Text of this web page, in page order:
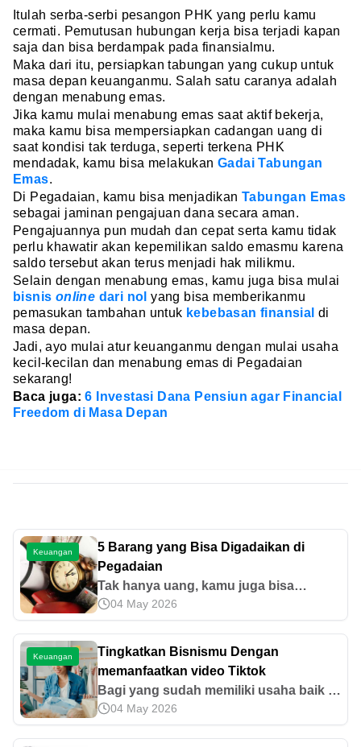
Itulah serba-serbi pesangon PHK yang perlu kamu
cermati. Pemutusan hubungan kerja bisa terjadi kapan
saja dan bisa berdampak pada finansialmu.
Maka dari itu, persiapkan tabungan yang cukup untuk
masa depan keuanganmu. Salah satu caranya adalah
dengan menabung emas.
Jika kamu mulai menabung emas saat aktif bekerja,
maka kamu bisa mempersiapkan cadangan uang di
saat kondisi tak terduga, seperti terkena PHK
mendadak, kamu bisa melakukan Gadai Tabungan
Emas.
Di Pegadaian, kamu bisa menjadikan Tabungan Emas
sebagai jaminan pengajuan dana secara aman.
Pengajuannya pun mudah dan cepat serta kamu tidak
perlu khawatir akan kepemilikan saldo emasmu karena
saldo tersebut akan terus menjadi hak milikmu.
Selain dengan menabung emas, kamu juga bisa mulai
bisnis online dari nolyang bisa memberikanmu
pemasukan tambahan untuk kebebasan finansial di
masa depan.
Jadi, ayo mulai atur keuanganmu dengan mulai usaha
kecil-kecilan dan menabung emas di Pegadaian
sekarang!
Baca juga:6 Investasi Dana Pensiun agar Financial
Freedom di Masa Depan
Keuangan
5 Barang yang Bisa Digadaikan di
Pegadaian
Tak hanya uang, kamu juga bisa
menabung emas di Pegadaian.
Sebenarnya, apa saja keuntungan
menabung emas? Simak ulasannya di
sini.
04 May 2026
Keuangan
Tingkatkan Bisnismu Dengan
memanfaatkan video Tiktok
Bagi yang sudah memiliki usaha baik di
level UMKM atau level yang lebih besar,
TikTok bisa dijadikan media promosi
04 May 2026